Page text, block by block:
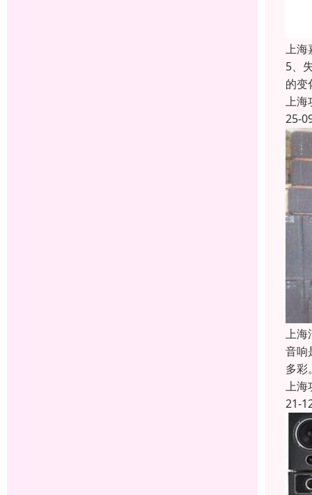
上海
5、
的变
上海
25-
上海
音响
多彩
上海
21-